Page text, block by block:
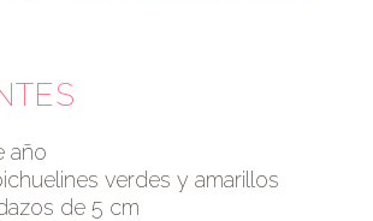
año
verdes y amarillos
de 5 cm